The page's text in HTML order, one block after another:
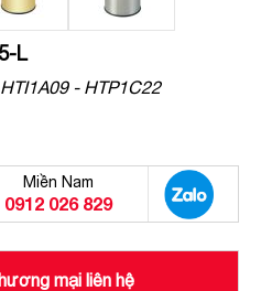
L
- HTP1C22
Miền Nam
0912 026 829
mại liên hệ